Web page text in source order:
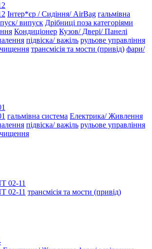
Інтер*єр / Сидіння/ AirBag гальмівна
випуск Дрібниці поза категоріями
Кондиціонер Кузов/ Двері/ Панелі
підвіска/ важіль рульове управління
трансмісія та мости (привід) фари/
гальмівна система Електрика/ Живлення
підвіска/ важіль рульове управління
02-11
02-11 трансмісія та мости (привід)